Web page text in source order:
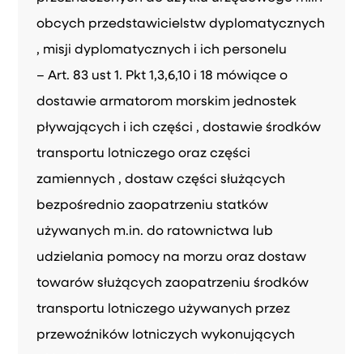
obcych przedstawicielstw dyplomatycznych
, misji dyplomatycznych i ich personelu
– Art. 83 ust 1. Pkt 1,3,6,10 i 18 mówiące o
dostawie armatorom morskim jednostek
pływających i ich części , dostawie środków
transportu lotniczego oraz części
zamiennych , dostaw części służących
bezpośrednio zaopatrzeniu statków
używanych m.in. do ratownictwa lub
udzielania pomocy na morzu oraz dostaw
towarów służących zaopatrzeniu środków
transportu lotniczego używanych przez
przewoźników lotniczych wykonujących